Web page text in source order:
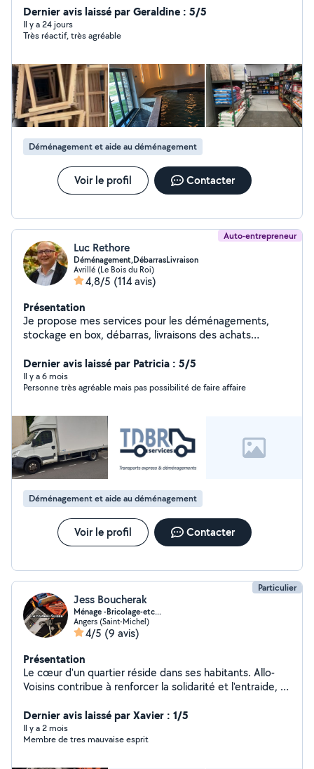
Dernier avis laissé par Geraldine : 5/5
Il y a 24 jours
Très réactif, très agréable
Déménagement et aide au déménagement
Voir le profil Contacter
Auto-entrepreneur
Luc Rethore
Déménagement,DébarrasLivraison
Avrillé (Le Bois du Roi)
4,8/5 (114 avis)
Présentation
Je propose mes services pour les déménagements,
stockage en box, débarras, livraisons des achats
déchetterie.Possibilité de montage du mobilier selon
disponibilités. Capacité professionnelle transport de
marchandises à l'appui !
Dernier avis laissé par Patricia : 5/5
Il y a 6 mois
Personne très agréable mais pas possibilité de faire affaire
Déménagement et aide au déménagement
Voir le profil Contacter
Particulier
Jess Boucherak
Ménage -Bricolage-etc...
Angers (Saint-Michel)
4/5 (9 avis)
Présentation
Le cœur d'un quartier réside dans ses habitants. Allo-
Voisins contribue à renforcer la solidarité et l'entraide, à
plus les uns des autres. J'aide les personnes à la
réalisation des tâches de la vie.J'aime rencontrer et
aider.Je privilégie la bonne humeur. Ponctuelle, discrète,
Dernier avis laissé par Xavier : 1/5
Il y a 2 mois
Membre de tres mauvaise esprit